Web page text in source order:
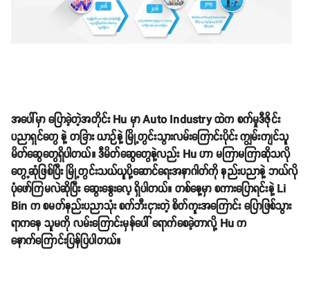
အပေါ်မှာ ပြောခဲ့တဲ့အတိုင်း Hu မှာ Auto Industry ထဲက စက်မှုဒီဇိုင်း
ပညာရှင်တွေ နဲ့ တခြား ယာဉ်နဲ့ မြို့တွင်းသွားလမ်းကြောင်းပိုင်း ကျွမ်းကျင်သူ
မိတ်ဆွေတွေရှိပါတယ်။ ဒီမိတ်ဆွေတွေနဲ့လည်း Hu ဟာ မကြာမကြာဆိုသလို
တွေ့ဆုံဖြစ်ပြီး မြို့တွင်းသယ်ယူပို့ဆောင်ရေးအနာဂါတ်ကို နည်းပညာနဲ့ ဘယ်လို
ပုံဖော်ကြမလဲဆိုပြီး ဆွေးနွေးလေ့ ရှိပါတယ်။ တစ်နေ့မှာ စကားပြောရင်းနဲ့ Li
Bin က စမတ်နည်းပညာသုံး စက်ဘီးငှားတဲ့ စိတ်ကူးအကြောင်း ပြောဖြစ်သွား
ရာကနေ သူမကို လမ်းကြောင်းမှန်ပေါ် ရောက်စေခဲ့တာလို့ Hu က
နောက်ကြောင်းပြန်ပြပါတယ်။